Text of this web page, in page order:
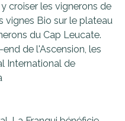
croiser les vignerons de
vignes Bio sur le plateau
du Cap Leucate.
de l'Ascension, les
International de